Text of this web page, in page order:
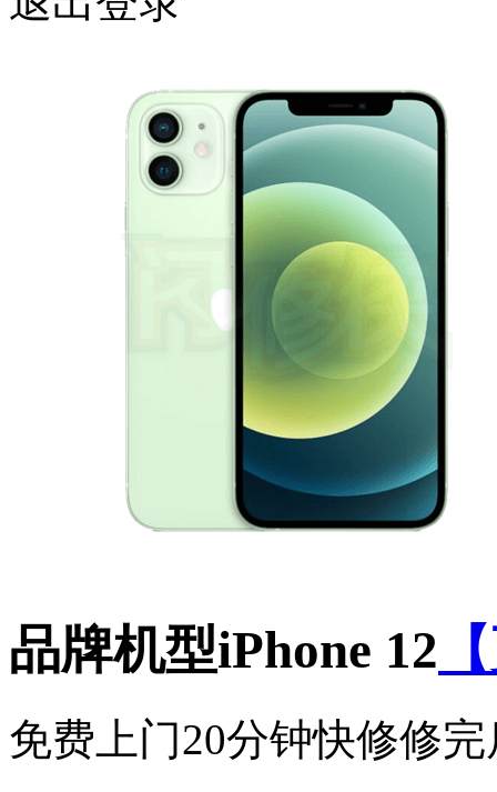
品牌机型iPhone 12
免费上门20分钟快修修完